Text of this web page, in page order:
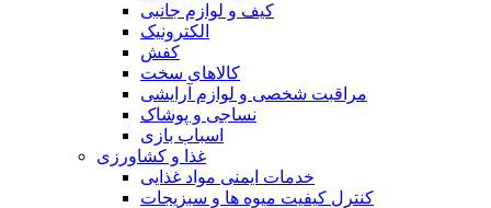
کیف و لوازم جانبی
الکترونیک
کفش
کالاهای سخت
مراقبت شخصی و لوازم آرایشی
نساجی و پوشاک
اسباب بازی
غذا و کشاورزی
خدمات ایمنی مواد غذایی
کنترل کیفیت میوه ها و سبزیجات